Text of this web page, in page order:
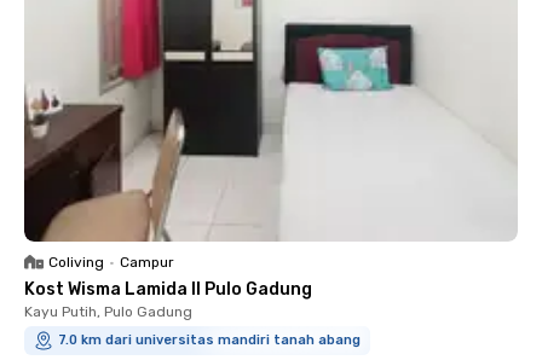
Coliving • Campur
Kost Wisma Lamida II Pulo Gadung
Kayu Putih, Pulo Gadung
7.0 km dari universitas mandiri tanah abang